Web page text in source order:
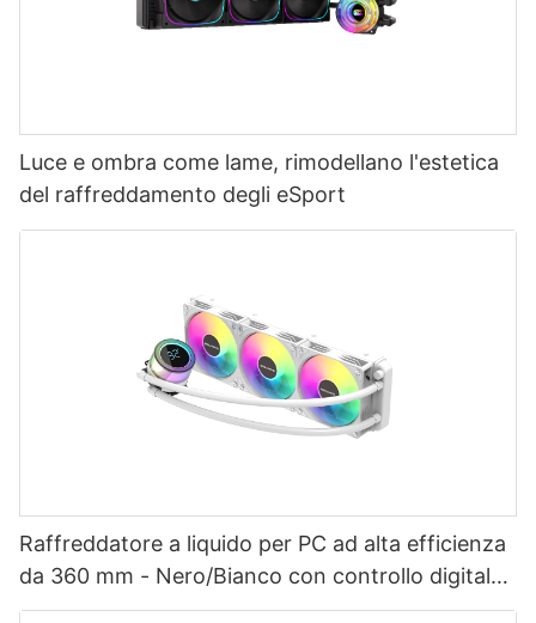
Luce e ombra come lame, rimodellano l'estetica
del raffreddamento degli eSport
Raffreddatore a liquido per PC ad alta efficienza
da 360 mm - Nero/Bianco con controllo digitale
intelligente della temperatura